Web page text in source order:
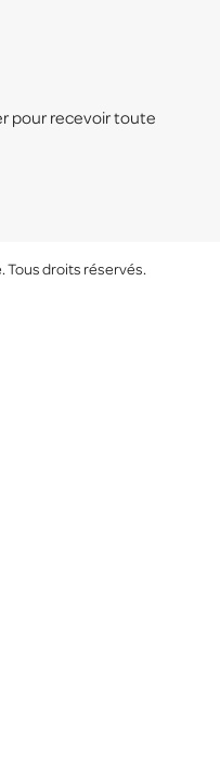
pour recevoir toute
Tous droits réservés.